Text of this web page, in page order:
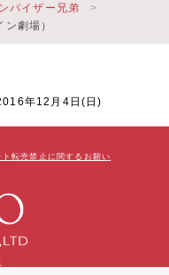
年12月4日(日)
バイザー兄弟
劇場）
ト転売禁止に関するお願い